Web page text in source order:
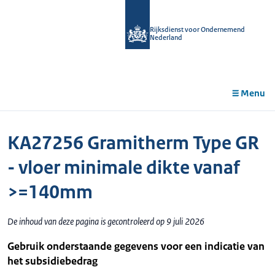
Rijksdienst voor Ondernemend
Nederland
Menu
KA27256 Gramitherm Type GR
- vloer minimale dikte vanaf
>=140mm
De inhoud van deze pagina is gecontroleerd op 9 juli 2026
Gebruik onderstaande gegevens voor een indicatie van
het subsidiebedrag